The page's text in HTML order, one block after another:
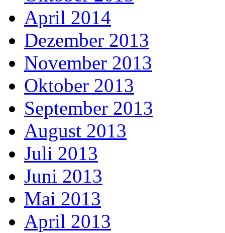
April 2014
Dezember 2013
November 2013
Oktober 2013
September 2013
August 2013
Juli 2013
Juni 2013
Mai 2013
April 2013